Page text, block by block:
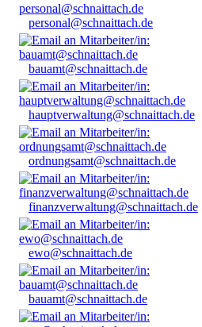
personal@schnaittach.de
bauamt@schnaittach.de
hauptverwaltung@schnaittach.de
ordnungsamt@schnaittach.de
finanzverwaltung@schnaittach.de
ewo@schnaittach.de
bauamt@schnaittach.de